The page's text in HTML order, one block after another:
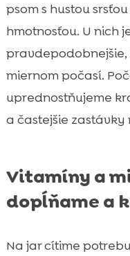
psom s hustou
hmotnosťou. U nich
miernom počasí.
uprednostňujeme
a častejšie zastávky
Vitamíny a
dopĺňame a
Na jar cítime